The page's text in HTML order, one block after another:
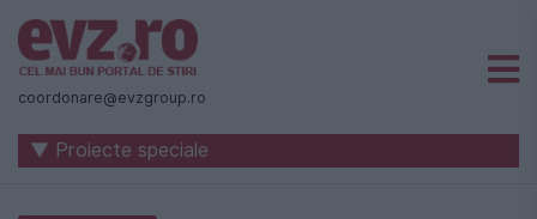
Știri
naționale
internaționale
coordonare@evzgroup.ro
▼ Proiecte speciale